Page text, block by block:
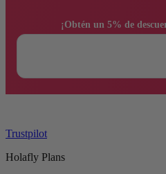
Trustpilot
Holafly Plans